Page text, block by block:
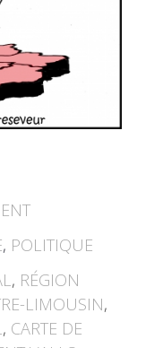
, POLITIQUE
, RÉGION
LIMOUSIN,
, CARTE DE